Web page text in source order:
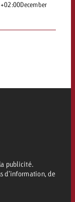
December
publicité.
d’information, de